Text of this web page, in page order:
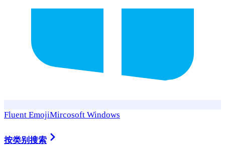
Fluent EmojiMircosoft Windows
按类别搜索